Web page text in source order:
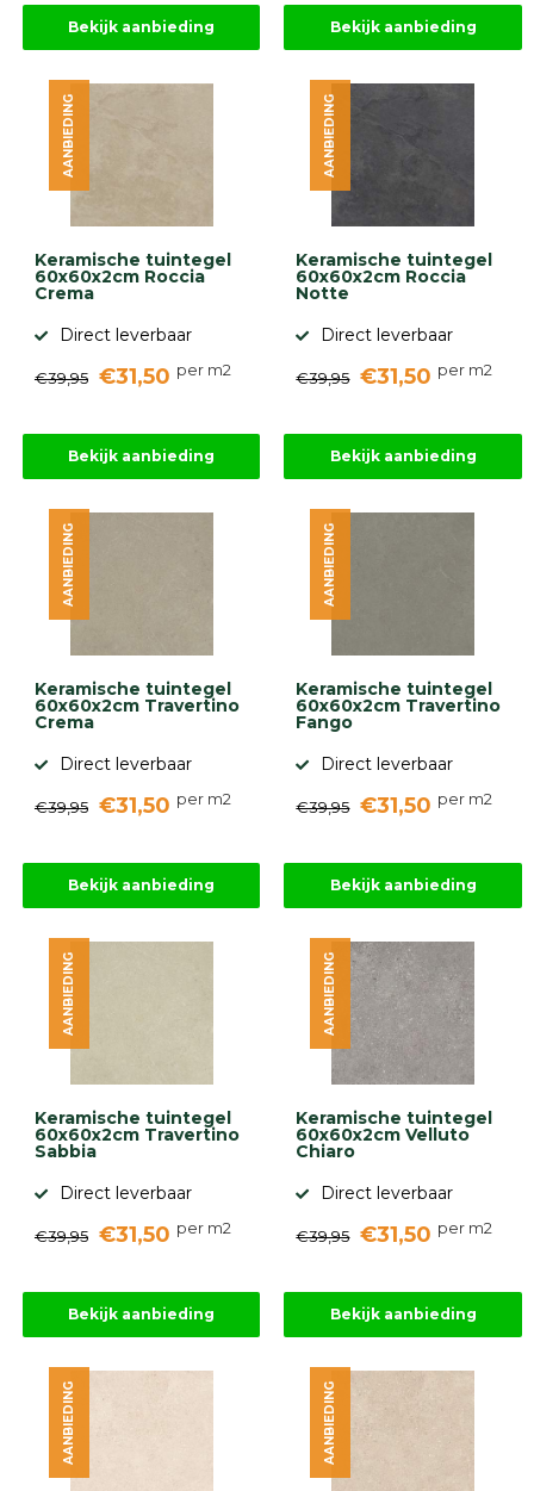
Bekijk aanbieding Bekijk aanbieding
Keramische tuintegel
60x60x2cm Roccia
Crema
Direct leverbaar
€39,95 €31,50 per m2
AANBIEDING
Bekijk aanbieding
Keramische tuintegel
60x60x2cm Roccia
Notte
Direct leverbaar
€39,95 €31,50 per m2
AANBIEDING
Bekijk aanbieding
Keramische tuintegel
60x60x2cm Travertino
Crema
Direct leverbaar
€39,95 €31,50 per m2
AANBIEDING
Bekijk aanbieding
Keramische tuintegel
60x60x2cm Travertino
Fango
Direct leverbaar
€39,95 €31,50 per m2
AANBIEDING
Bekijk aanbieding
Keramische tuintegel
60x60x2cm Travertino
Sabbia
Direct leverbaar
€39,95 €31,50 per m2
AANBIEDING
Bekijk aanbieding
Keramische tuintegel
60x60x2cm Velluto
Chiaro
Direct leverbaar
€39,95 €31,50 per m2
AANBIEDING
Bekijk aanbieding
AANBIEDING AANBIEDING